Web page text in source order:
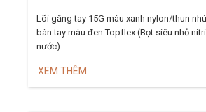
Lõi găng tay 15G màu xanh nylon/thun
bàn tay màu đen Topflex (Bọt siêu nhỏ
nước)
XEM THÊM